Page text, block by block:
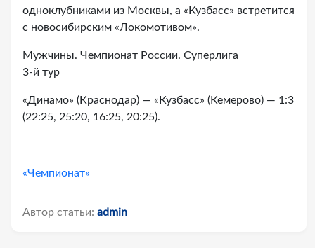
одноклубниками из Москвы, а «Кузбасс» встретится
с новосибирским «Локомотивом».
Мужчины. Чемпионат России. Суперлига
3-й тур
«Динамо» (Краснодар) — «Кузбасс» (Кемерово) — 1:3
(22:25, 25:20, 16:25, 20:25).
«Чемпионат»
Автор статьи: admin